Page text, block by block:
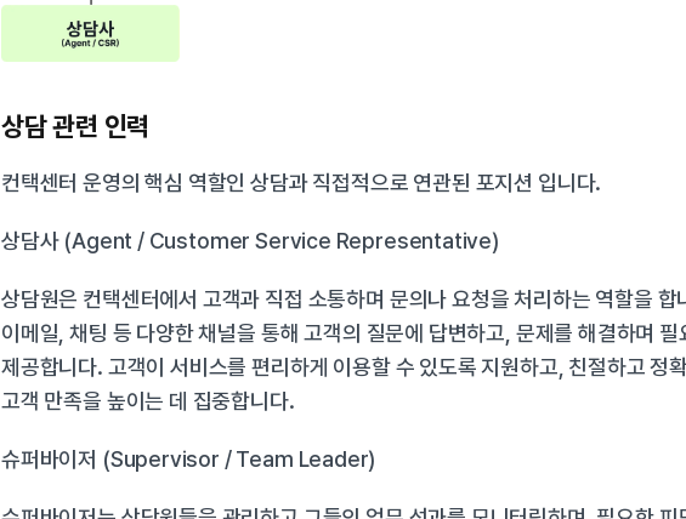
상담 관련 인력
컨택센터 운영의 핵심 역할인 상담과 직접적으로 연관된 포지션 입니다.
상담사 (Agent / Customer Service Representative)
상담원은 컨택센터에서 고객과 직접 소통하며 문의나 요청을 처리하는 역할을 합
이메일, 채팅 등 다양한 채널을 통해 고객의 질문에 답변하고, 문제를 해결하며 필
제공합니다. 고객이 서비스를 편리하게 이용할 수 있도록 지원하고, 친절하고 정
고객 만족을 높이는 데 집중합니다.
슈퍼바이저 (Supervisor / Team Leader)